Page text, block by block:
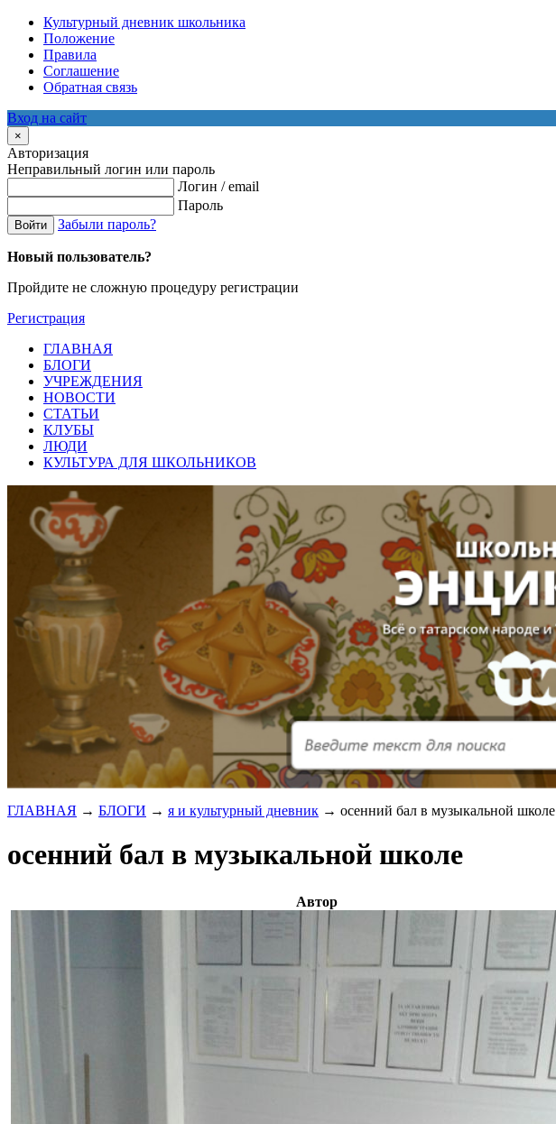
Культурный дневник школьника
Положение
Правила
Соглашение
Обратная связь
Вход на сайт
×
Авторизация
Неправильный логин или пароль
Логин / email
Пароль
Войти Забыли пароль?
Новый пользователь?
Пройдите не сложную процедуру регистрации
Регистрация
ГЛАВНАЯ
БЛОГИ
УЧРЕЖДЕНИЯ
НОВОСТИ
СТАТЬИ
КЛУБЫ
ЛЮДИ
КУЛЬТУРА ДЛЯ ШКОЛЬНИКОВ
ГЛАВНАЯ → БЛОГИ → я и культурный дневник → осенний бал в музыкальной школе
осенний бал в музыкальной школе
Автор